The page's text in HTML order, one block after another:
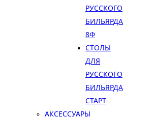
РУССКОГО
БИЛЬЯРДА
8Ф
СТОЛЫ
ДЛЯ
РУССКОГО
БИЛЬЯРДА
СТАРТ
АКСЕССУАРЫ